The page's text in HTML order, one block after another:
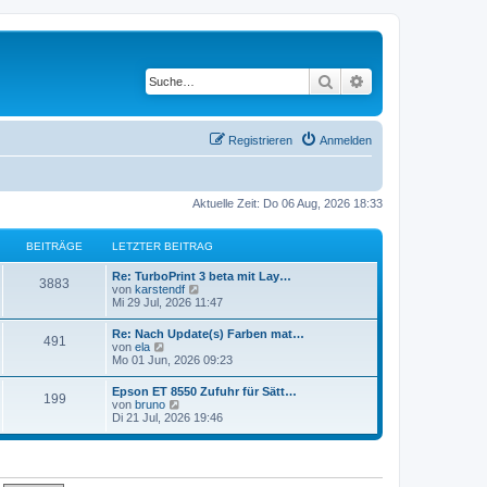
Suche
Anmelden
Registrieren
Aktuelle Zeit: Do 06 Aug, 2026 18:33
BEITRÄGE LETZTER BEITRAG
3883
Re: TurboPrint 3 beta mit Lay…
von karstendf
e
s
e
r
B
i
t
r
Mi 29 Jul, 2026 11:47
491
Re: Nach Update(s) Farben mat…
von ela
e
e
s
t
e
r
i
Mo 01 Jun, 2026 09:23
199
Epson ET 8550 Zufuhr für Sätt…
von bruno
e
e
e
Di 21 Jul, 2026 19:46